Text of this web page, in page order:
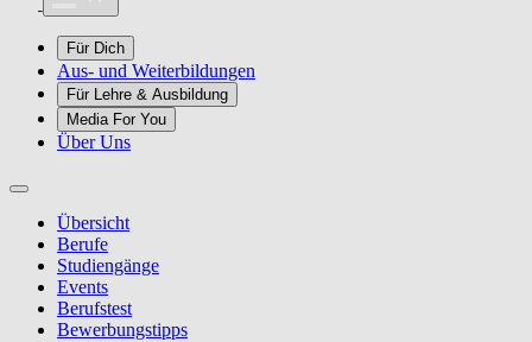
Für Dich
Aus- und Weiterbildungen
Für Lehre & Ausbildung
Media For You
Über Uns
Übersicht
Berufe
Studiengänge
Events
Berufstest
Bewerbungstipps